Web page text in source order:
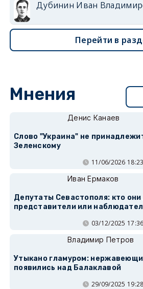
Дубинин Иван
Перейти в
Мнения
Денис Канаев
Слово "Украина" не
Зеленскому
11/06/2026 18:23
Иван Ермаков
Депутаты Севастополя: кто они
представители или
03/12/2025 17:36
Владимир Петров
Утыкано гламуром:
появились над Балаклавой
29/09/2025 19:28